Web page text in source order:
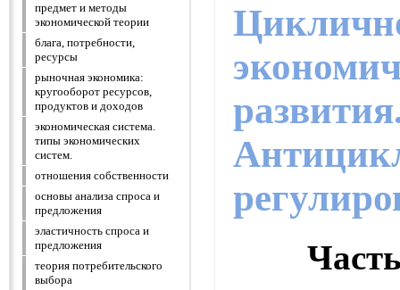
предмет и методы
экономической теории
блага, потребности,
ресурсы
рыночная экономика:
кругооборот ресурсов,
продуктов и доходов
экономическая система.
типы экономических
систем.
отношения собственности
основы анализа спроса и
предложения
эластичность спроса и
предложения
теория потребительского
выбора